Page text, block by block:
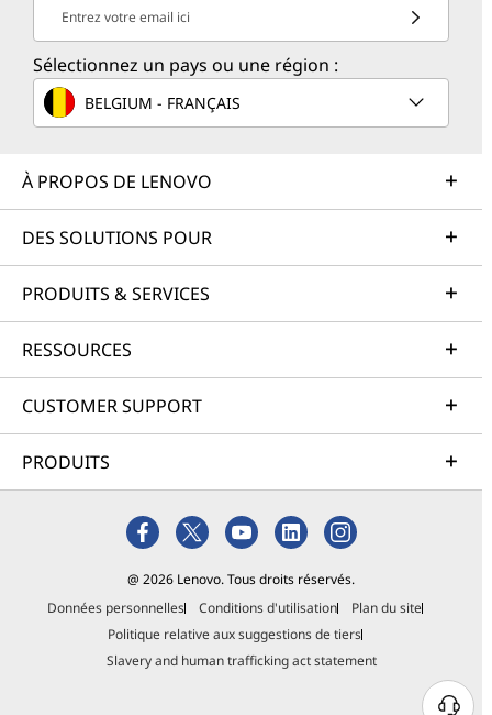
Entrez votre email ici
Sélectionnez un pays ou une région :
BELGIUM - FRANÇAIS
À PROPOS DE LENOVO
DES SOLUTIONS POUR
PRODUITS & SERVICES
RESSOURCES
CUSTOMER SUPPORT
PRODUITS
@ 2026 Lenovo. Tous droits réservés.
Données personnelles
Conditions d'utilisation
Plan du site
Politique relative aux suggestions de tiers
Slavery and human trafficking act statement